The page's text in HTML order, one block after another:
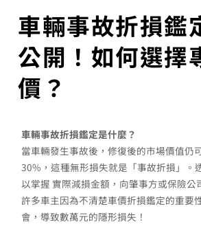
車輛事故折損鑑
公開！如何選擇
價？
車輛事故折損鑑定是什麼？
當車輛發生事故後，修復後的市場價值仍
30%，這種無形損失就是「事故折損」。
以掌握 實際減損金額，向肇事方或保險公
許多車主因為不清楚車價折損鑑定的重要
會，導致數萬元的隱形損失！